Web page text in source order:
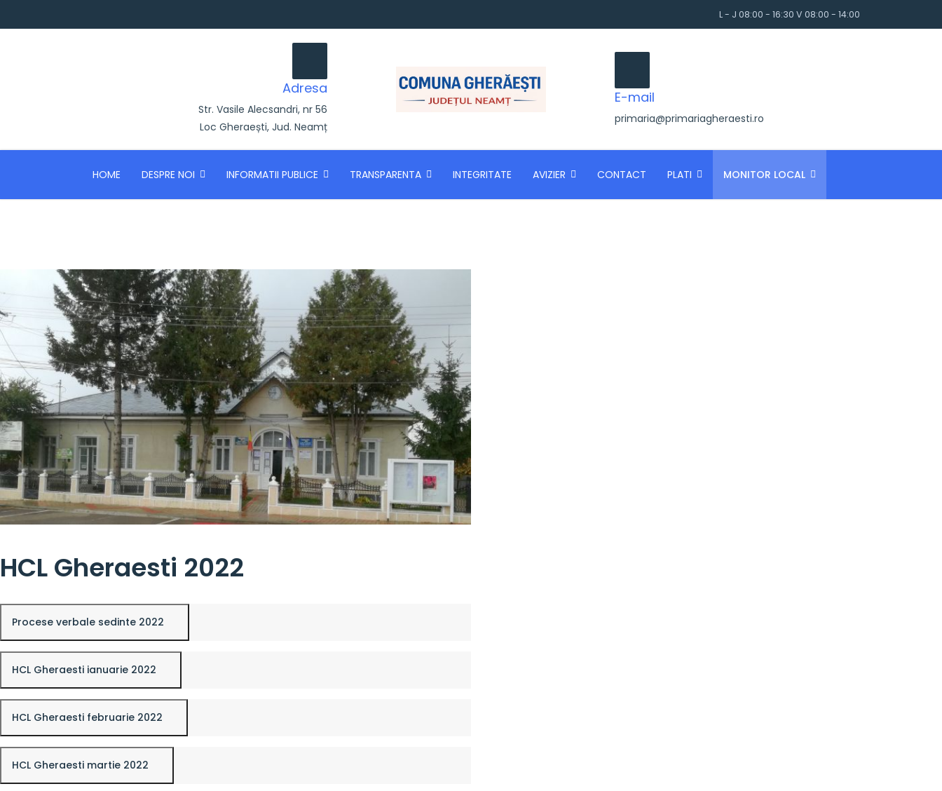
L - J 08:00 - 16:30 V 08:00 - 14:00
Adresa
Str. Vasile Alecsandri, nr 56
Loc Gheraești, Jud. Neamț
E-mail
primaria@primariagheraesti.ro
HOME DESPRE NOI INFORMATII PUBLICE TRANSPARENTA INTEGRITATE AVIZIER CONTACT PLATI MONITOR LOCAL
HCL Gheraesti 2022
Procese verbale sedinte 2022
HCL Gheraesti ianuarie 2022
HCL Gheraesti februarie 2022
HCL Gheraesti martie 2022